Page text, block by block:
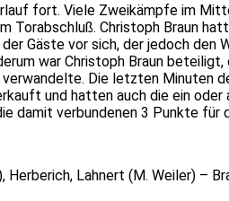
fort. Viele Zweikämpfe im
Christoph Braun
Gäste vor sich, der jedoch
war Christoph Braun
Die letzten Minuten
und hatten auch die ein
damit verbundenen 3 Punkte für
Lahnert (M. Weiler) –